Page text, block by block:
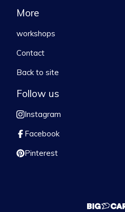
More
workshops
Contact
Back to site
Follow us
Instagram
Facebook
Pinterest